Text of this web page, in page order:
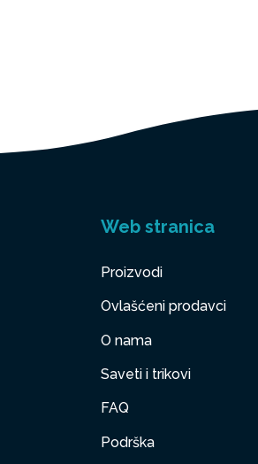
Web stranica
Proizvodi
Ovlašćeni prodavci
O nama
Saveti i trikovi
FAQ
Podrška